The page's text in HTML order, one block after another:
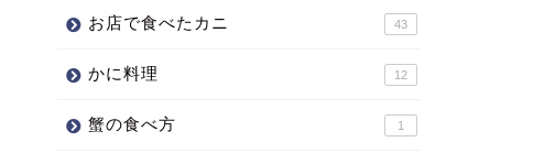
お店で食べたカニ 43
かに料理 12
蟹の食べ方 1